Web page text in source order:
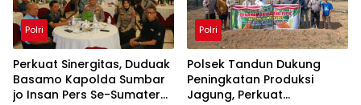
Polri
Perkuat Sinergitas, Duduak
Basamo Kapolda Sumbar
jo Insan Pers Se-Sumatera
Polri
Polsek Tandun Dukung
Peningkatan Produksi
Jagung, Perkuat